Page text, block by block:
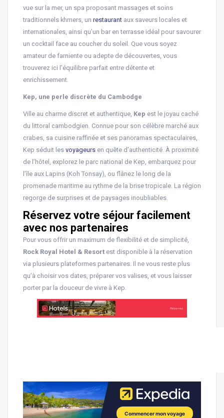
vue sur la mer, un spa proposant massages et soins
traditionnels khmers, un restaurant aux saveurs locales et
internationales, ainsi qu’un bar en terrasse idéal pour savourer
un cocktail face au coucher du soleil. Que vous soyez
amateur de farniente ou adepte de découvertes, vous
trouverez ici l’équilibre parfait entre détente et
enrichissement.
Kep, une perle discrète du Cambodge
Ville au charme discret et authentique, Kep est le joyau caché
du littoral cambodgien. Connue pour son célèbre marché aux
crabes, sa cuisine raffinée et ses panoramas spectaculaires,
Kep séduit les voyageurs en quête d’authenticité. À proximité
de l’hôtel, explorez le parc national de Kep, embarquez pour
l’île aux Lapins (Koh Tonsay), ou flânez le long de la
promenade maritime au rythme de la brise tropicale. La région
regorge de surprises et de paysages inoubliables.
Réservez votre séjour facilement
avec nos partenaires
Pour vous offrir un maximum de flexibilité et de simplicité,
Rock Royal Hotel & Resort est disponible à la réservation
via plusieurs plateformes partenaires. Il ne vous reste plus
qu’à choisir vos dates, préparer vos valises, et vous laisser
porter par la douceur de vivre à Kep.